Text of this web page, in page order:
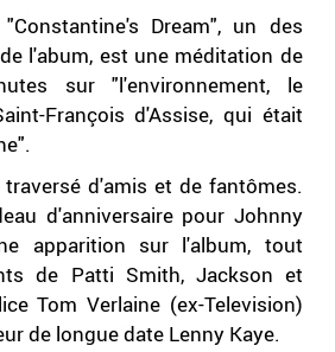
Dream", un des
l'abum, est une méditation de
sur "l'environnement, le
François d'Assise, qui était
d'amis et de fantômes.
d'anniversaire pour Johnny
apparition sur l'album, tout
de Patti Smith, Jackson et
Tom Verlaine (ex-Television)
de longue date Lenny Kaye.